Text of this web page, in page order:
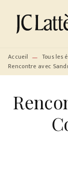
MENU
PIED DE PAGE
Accueil — Tous les
Rencontre avec